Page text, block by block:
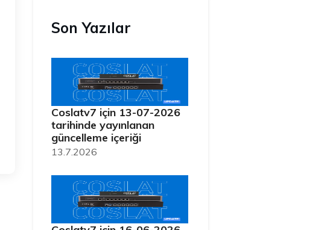
Son Yazılar
Coslatv7 için 13-07-2026
tarihinde yayınlanan
güncelleme içeriği
13.7.2026